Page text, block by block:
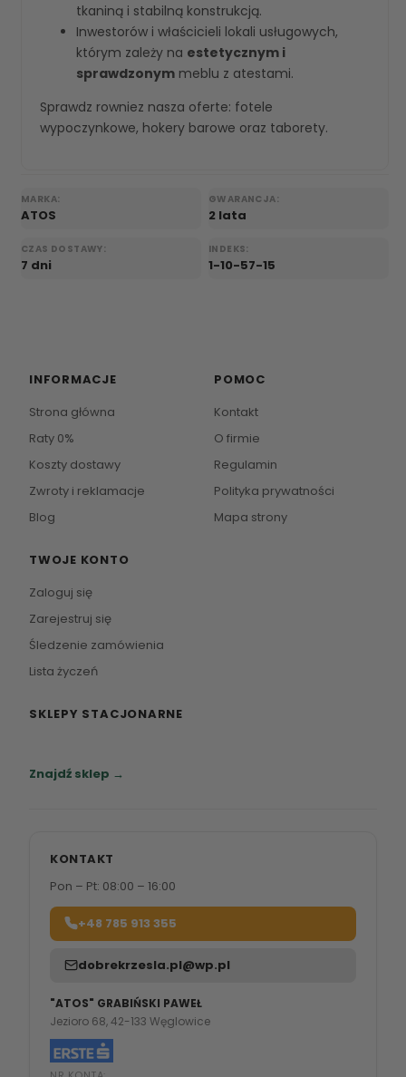
tkaniną i stabilną konstrukcją.
Inwestorów i właścicieli lokali usługowych,
którym zależy na estetycznym i
sprawdzonym meblu z atestami.
Sprawdz rowniez nasza oferte: fotele
wypoczynkowe, hokery barowe oraz taborety.
MARKA:
ATOS
GWARANCJA:
2 lata
CZAS DOSTAWY:
7 dni
INDEKS:
1-10-57-15
INFORMACJE
Strona główna
Raty 0%
Koszty dostawy
Zwroty i reklamacje
Blog
POMOC
Kontakt
O firmie
Regulamin
Polityka prywatności
Mapa strony
TWOJE KONTO
Zaloguj się
Zarejestruj się
Śledzenie zamówienia
Lista życzeń
SKLEPY STACJONARNE
Znajdź sklep →
KONTAKT
Pon – Pt: 08:00 – 16:00
+48 785 913 355
dobrekrzesla.pl@wp.pl
"ATOS" GRABIŃSKI PAWEŁ
Jezioro 68, 42-133 Węglowice